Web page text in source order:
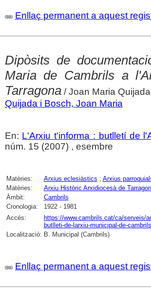
Enllaç permanent a aquest
Dipòsits de
Maria de Cambrils a
Tarragona/ Joan Maria
Quijada i Bosch, Joan Maria
En: L'Arxiu t'informa : butlletí de
núm. 15 (2007) , esembre
Matèries: Arxius eclesiàstics ; Arxius
Matèries:
Arxiu Històric Arxidiocesà de
Àmbit:
Cambrils
Cronologia:
1922 - 1981
Accés:
https://www.cambrils.cat/ca/serveis/
butlleti-de-larxiu-municipal-de-
Localització: B. Municipal (Cambrils)
Enllaç permanent a aquest